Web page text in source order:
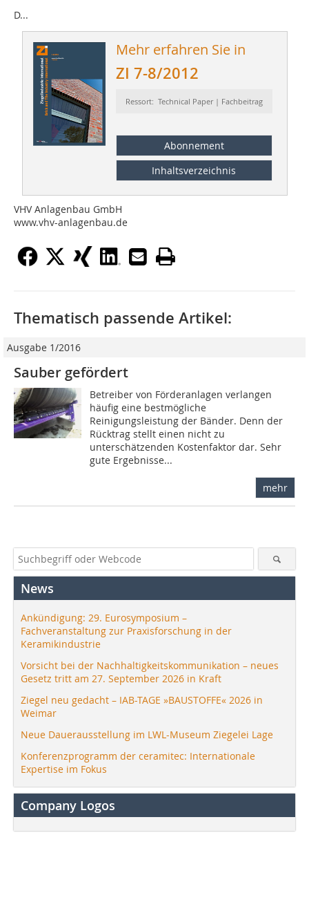
D...
Mehr erfahren Sie in
ZI 7-8/2012
Ressort: Technical Paper | Fachbeitrag
Abonnement
Inhaltsverzeichnis
VHV Anlagenbau GmbH
www.vhv-anlagenbau.de
Thematisch passende Artikel:
Ausgabe 1/2016
Sauber gefördert
Betreiber von Förderanlagen verlangen
häufig eine bestmögliche
Reinigungsleistung der Bänder. Denn der
Rücktrag stellt einen nicht zu
unterschätzenden Kostenfaktor dar. Sehr
gute Ergebnisse...
mehr
News
Ankündigung: 29. Eurosymposium –
Fachveranstaltung zur Praxisforschung in der
Keramikindustrie
Vorsicht bei der Nachhaltigkeitskommunikation – neues
Gesetz tritt am 27. September 2026 in Kraft
Ziegel neu gedacht – IAB-TAGE »BAUSTOFFE« 2026 in
Weimar
Neue Dauerausstellung im LWL-Museum Ziegelei Lage
Konferenzprogramm der ceramitec: Internationale
Expertise im Fokus
Company Logos